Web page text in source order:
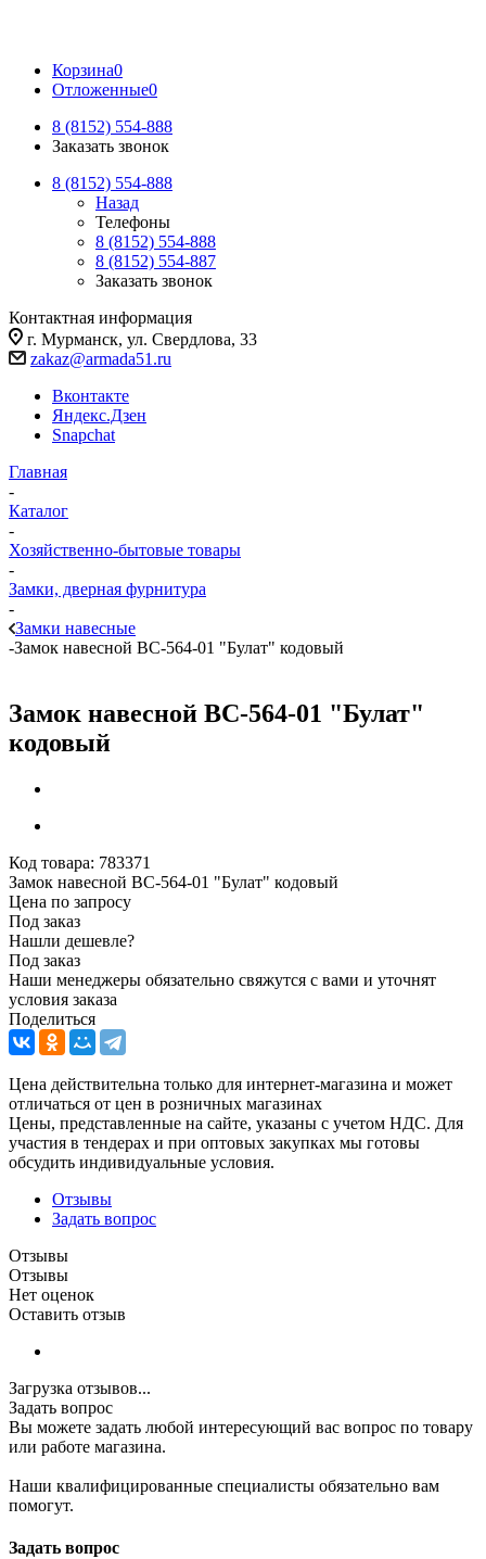
Корзина0
Отложенные0
8 (8152) 554-888
Заказать звонок
8 (8152) 554-888
Назад
Телефоны
8 (8152) 554-888
8 (8152) 554-887
Заказать звонок
Контактная информация
г. Мурманск, ул. Свердлова, 33
zakaz@armada51.ru
Вконтакте
Яндекс.Дзен
Snapchat
Главная
-
Каталог
-
Хозяйственно-бытовые товары
-
Замки, дверная фурнитура
-
Замки навесные
-Замок навесной ВС-564-01 "Булат" кодовый
Замок навесной ВС-564-01 "Булат"
кодовый
Код товара: 783371
Замок навесной ВС-564-01 "Булат" кодовый
Цена по запросу
Под заказ
Нашли дешевле?
Под заказ
Наши менеджеры обязательно свяжутся с вами и уточнят
условия заказа
Поделиться
Цена действительна только для интернет-магазина и может
отличаться от цен в розничных магазинах
Цены, представленные на сайте, указаны с учетом НДС. Для
участия в тендерах и при оптовых закупках мы готовы
обсудить индивидуальные условия.
Отзывы
Задать вопрос
Отзывы
Отзывы
Нет оценок
Оставить отзыв
Загрузка отзывов...
Задать вопрос
Вы можете задать любой интересующий вас вопрос по товару
или работе магазина.
Наши квалифицированные специалисты обязательно вам
помогут.
Задать вопрос